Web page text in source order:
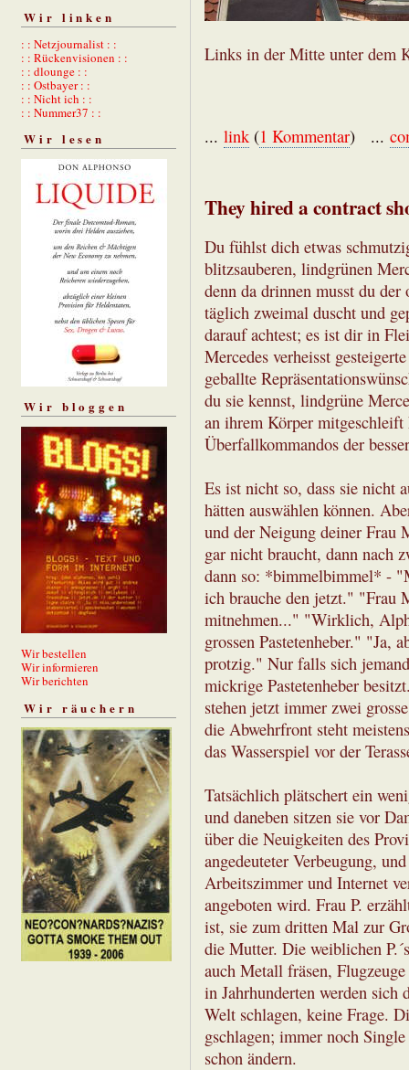
Wir linken
: : Netzjournalist : :
: : Rückenvisionen : :
: : dlounge : :
: : Ostbayer : :
: : Nicht ich : :
: : Nummer37 : :
Wir lesen
Wir bloggen
Wir bestellen
Wir informieren
Wir berichten
Wir räuchern
Links in der Mitte unter dem
... link (1 Kommentar) ...
They hired a contract
Du fühlst dich etwas
blitzsauberen, lindgrünen
denn da drinnen musst du der
täglich zweimal duscht und
darauf achtest; es ist dir in
Mercedes verheisst
geballte
du sie kennst, lindgrüne
an ihrem Körper
Überfallkommandos der
Es ist nicht so, dass sie nicht
hätten auswählen können.
und der Neigung deiner Frau
gar nicht braucht, dann nach
dann so: *bimmelbimmel* -
ich brauche den jetzt." "Frau
mitnehmen..." "Wirklich,
grossen Pastetenheber." "Ja,
protzig." Nur falls sich
mickrige Pastetenheber
stehen jetzt immer zwei
die Abwehrfront steht
das Wasserspiel vor der
Tatsächlich plätschert ein
und daneben sitzen sie vor
über die Neuigkeiten des
angedeuteter Verbeugung,
Arbeitszimmer und Internet
angeboten wird. Frau P.
ist, sie zum dritten Mal zur
die Mutter. Die weiblichen
auch Metall fräsen,
in Jahrhunderten werden sich
Welt schlagen, keine Frage.
gschlagen; immer noch
schon ändern.